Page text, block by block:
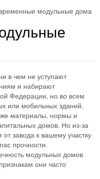
модульные дома
в чем не уступают
и набирают
Федерации, но во всем
или мобильных зданий.
материалы, нормы и
домов. Но из-за
завода к вашему участку
прочности.
модульных домов
они часто